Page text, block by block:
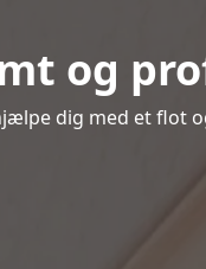
og
dig med et flot